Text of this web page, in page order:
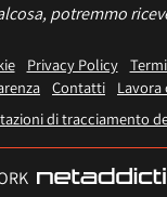
potremmo
Privacy Policy
Contatti
Lavora
di tracciamento